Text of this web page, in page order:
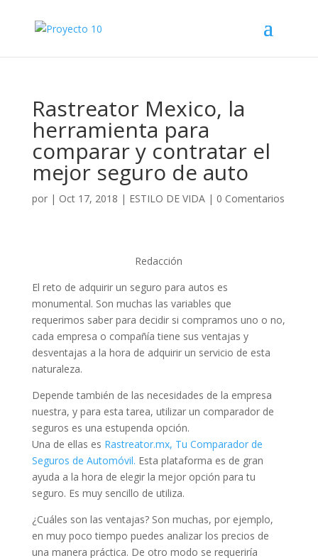
Rastreator Mexico, la
herramienta para
comparar y contratar el
mejor seguro de auto
por | Oct 17, 2018 | ESTILO DE VIDA| 0 Comentarios
Redacción
El reto de adquirir un seguro para autos es
monumental. Son muchas las variables que
requerimos saber para decidir si compramos uno o no,
cada empresa o compañía tiene sus ventajas y
desventajas a la hora de adquirir un servicio de esta
naturaleza.
Depende también de las necesidades de la empresa
nuestra, y para esta tarea, utilizar un comparador de
seguros es una estupenda opción.
Una de ellas es Rastreator.mx, Tu Comparador de
Seguros de Automóvil. Esta plataforma es de gran
ayuda a la hora de elegir la mejor opción para tu
seguro. Es muy sencillo de utiliza.
¿Cuáles son las ventajas? Son muchas, por ejemplo,
en muy poco tiempo puedes analizar los precios de
una manera práctica. De otro modo se requeriría